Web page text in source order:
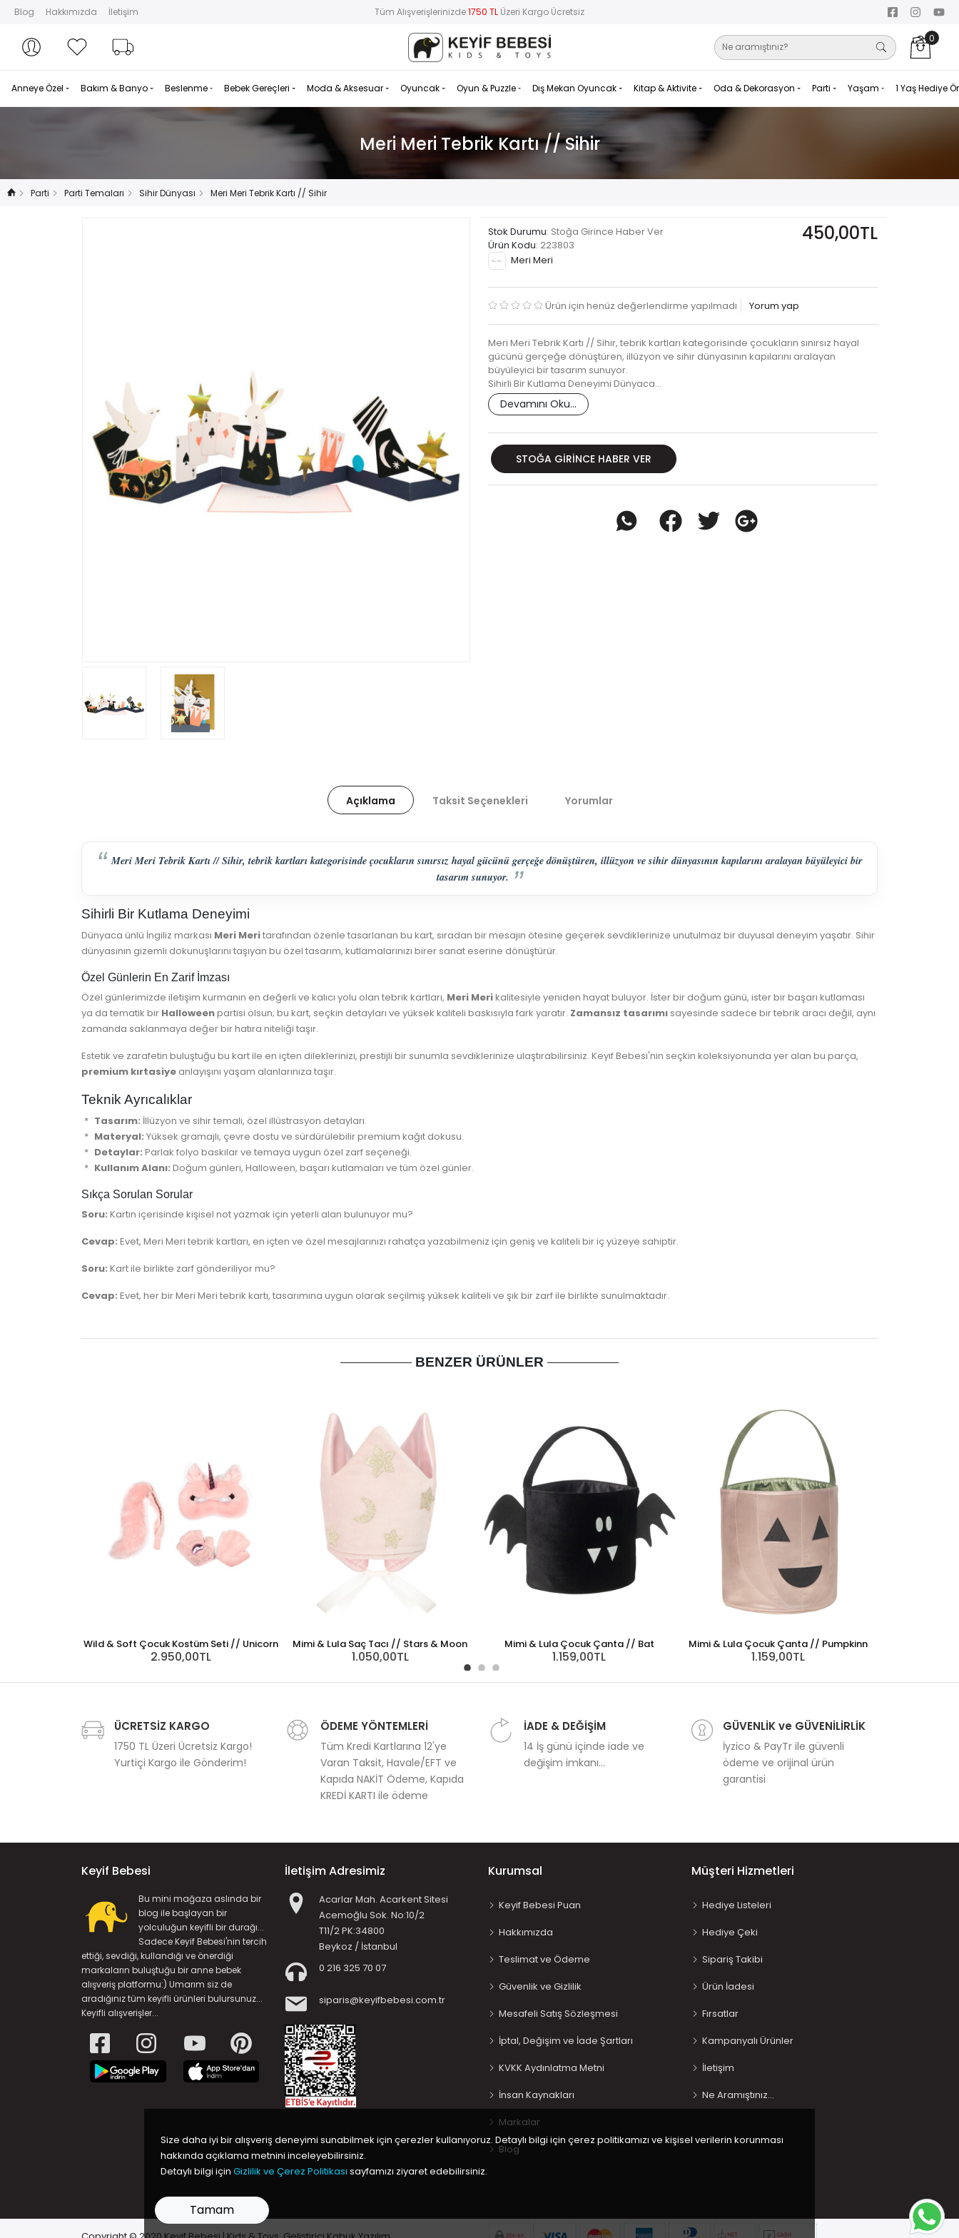
Blog Hakkımızda İletişim Tüm Alışverişlerinizde1750 TL Üzeri Kargo Ücretsiz
Hesabım
Hesabım Favorilerim 0
Anneye Özel Bakım & Banyo Beslenme Bebek Gereçleri Moda & Aksesuar Oyuncak Oyun & Puzzle Dış Mekan Oyuncak Kitap & Aktivite Oda & Dekorasyon Parti Yaşam 1 Yaş Hediye
Meri Meri Tebrik Kartı // Sihir
Parti Parti Temaları Sihir Dünyası Meri Meri Tebrik Kartı // Sihir
Stok Durumu: Stoğa Girince Haber Ver
Ürün Kodu: 223803
Meri Meri
450,00TL
Ürün için henüz değerlendirme yapılmadı Yorum yap
Meri Meri Tebrik Kartı // Sihir, tebrik kartları kategorisinde çocukların sınırsız hayal
gücünü gerçeğe dönüştüren, illüzyon ve sihir dünyasının kapılarını aralayan
büyüleyici bir tasarım sunuyor.
Sihirli Bir Kutlama Deneyimi Dünyaca…
Devamını Oku...
STOĞA GIRINCE HABER VER
Açıklama Taksit Seçenekleri Yorumlar
Meri Meri Tebrik Kartı // Sihir, tebrik kartları kategorisinde çocukların sınırsız hayal gücünü gerçeğe dönüştüren, illüzyon ve sihir dünyasının kapılarını aralayan büyüleyici bir
tasarım sunuyor.
Sihirli Bir Kutlama Deneyimi
Dünyaca ünlü İngiliz markası Meri Meritarafından özenle tasarlanan bu kart, sıradan bir mesajın ötesine geçerek sevdiklerinize unutulmaz bir duyusal deneyim yaşatır. Sihir
dünyasının gizemli dokunuşlarını taşıyan bu özel tasarım, kutlamalarınızı birer sanat eserine dönüştürür.
Özel Günlerin En Zarif İmzası
Özel günlerimizde iletişim kurmanın en değerli ve kalıcı yolu olan tebrik kartları, Meri Merikalitesiyle yeniden hayat buluyor. İster bir doğum günü, ister bir başarı kutlaması
ya da tematik bir Halloweenpartisi olsun; bu kart, seçkin detayları ve yüksek kaliteli baskısıyla fark yaratır. Zamansız tasarımı sayesinde sadece bir tebrik aracı değil, aynı
zamanda saklanmaya değer bir hatıra niteliği taşır.
Estetik ve zarafetin buluştuğu bu kart ile en içten dileklerinizi, prestijli bir sunumla sevdiklerinize ulaştırabilirsiniz. Keyif Bebesi'nin seçkin koleksiyonunda yer alan bu parça,
premium kırtasiye anlayışını yaşam alanlarınıza taşır.
Teknik Ayrıcalıklar
Tasarım: İllüzyon ve sihir temalı, özel illüstrasyon detayları.
Materyal: Yüksek gramajlı, çevre dostu ve sürdürülebilir premium kağıt dokusu.
Detaylar: Parlak folyo baskılar ve temaya uygun özel zarf seçeneği.
Kullanım Alanı: Doğum günleri, Halloween, başarı kutlamaları ve tüm özel günler.
Sıkça Sorulan Sorular
Soru: Kartın içerisinde kişisel not yazmak için yeterli alan bulunuyor mu?
Cevap: Evet, Meri Meri tebrik kartları, en içten ve özel mesajlarınızı rahatça yazabilmeniz için geniş ve kaliteli bir iç yüzeye sahiptir.
Soru: Kart ile birlikte zarf gönderiliyor mu?
Cevap: Evet, her bir Meri Meri tebrik kartı, tasarımına uygun olarak seçilmiş yüksek kaliteli ve şık bir zarf ile birlikte sunulmaktadır.
BENZER ÜRÜNLER
Wild & Soft Çocuk Kostüm Seti // Unicorn
2.950,00TL
Mimi & Lula Saç Tacı // Stars & Moon
1.050,00TL
Mimi & Lula Çocuk Çanta // Bat
1.159,00TL
Mimi & Lula Çocuk Çanta // Pumpkinn
1.159,00TL
Mimi & Lula
ÜCRETSİZ KARGO
1750 TL Üzeri Ücretsiz Kargo!
Yurtiçi Kargo ile Gönderim!
ÖDEME YÖNTEMLERİ
Tüm Kredi Kartlarına 12'ye
Varan Taksit, Havale/EFT ve
Kapıda NAKİT Ödeme, Kapıda
KREDİ KARTI ile ödeme
İADE & DEĞİŞİM
14 İş günü içinde iade ve
değişim imkanı...
GÜVENLİK ve GÜVENİLİRLİK
İyzico & PayTr ile güvenli
ödeme ve orijinal ürün
garantisi
Keyif Bebesi
Bu mini mağaza aslında bir
blog ile başlayan bir
yolculuğun keyifli bir durağı...
Sadece Keyif Bebesi'nin tercih
ettiği, sevdiği, kullandığı ve önerdiği
markaların buluştuğu bir anne bebek
alışveriş platformu:) Umarım siz de
aradığınız tüm keyifli ürünleri bulursunuz...
Keyifli alışverişler...
İletişim Adresimiz
Acarlar Mah. Acarkent Sitesi
Acemoğlu Sok. No:10/2
T11/2 PK:34800
Beykoz / İstanbul
0 216 325 70 07
siparis@keyifbebesi.com.tr
Kurumsal
Keyif Bebesi Puan
Hakkımızda
Teslimat ve Ödeme
Güvenlik ve Gizlilik
Mesafeli Satış Sözleşmesi
İptal, Değişim ve İade Şartları
KVKK Aydınlatma Metni
İnsan Kaynakları
Markalar
Blog
Müşteri Hizmetleri
Hediye Listeleri
Hediye Çeki
Sipariş Takibi
Ürün İadesi
Fırsatlar
Kampanyalı Ürünler
İletişim
Ne Aramıştınız…
Size daha iyi bir alışveriş deneyimi sunabilmek için çerezler kullanıyoruz. Detaylı bilgi için çerez politikamızı ve kişisel verilerin korunması
hakkında açıklama metnini inceleyebilirsiniz.
Detaylı bilgi için Gizlilik ve Çerez Politikası sayfamızı ziyaret edebilirsiniz.
Tamam